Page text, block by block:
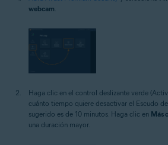
webcam
Haga clic en el control deslizante verde
cuánto tiempo quiere desactivar el Escudo
sugerido es de 10 minutos. Haga clic en Más
una duración mayor.